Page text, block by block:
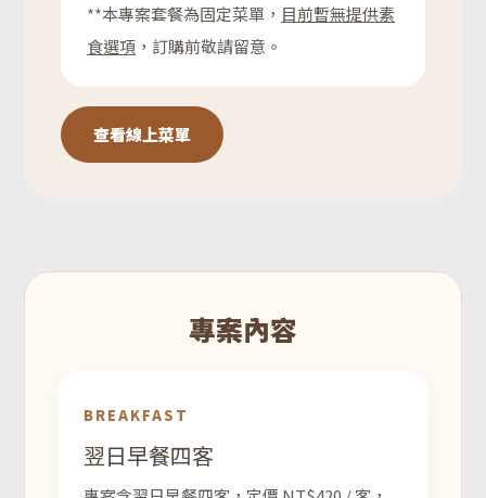
**本專案套餐為固定菜單， 目前暫無提供素
食選項 ，訂購前敬請留意。
查看線上菜單
專案內容
BREAKFAST
翌日早餐四客